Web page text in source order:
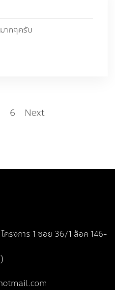
ากๆครับ
6 Next
ครงการ 1 ซอย 36/1 ล็อค 146-